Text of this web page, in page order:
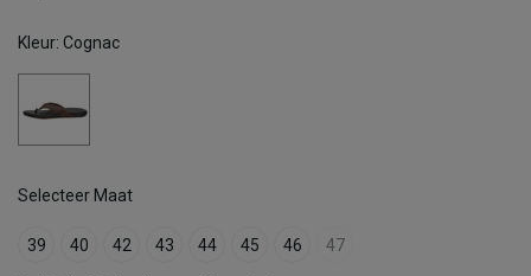
Kleur: Cognac
Selecteer Maat
39 40 42 43 44 45 46 47